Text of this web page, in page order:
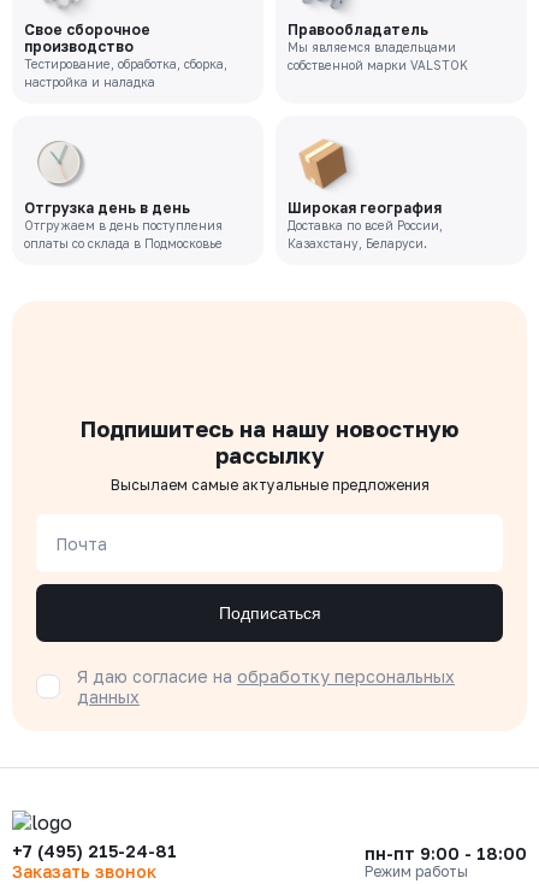
Свое сборочное
производство
Тестирование, обработка, сборка,
настройка и наладка
Правообладатель
Мы являемся владельцами
собственной марки VALSTOK
Отгрузка день в день
Отгружаем в день поступления
оплаты со склада в Подмосковье
Широкая география
Доставка по всей России,
Казахстану, Беларуси.
Подпишитесь на нашу новостную
рассылку
Высылаем самые актуальные предложения
Почта
Подписаться
Я даю согласие на обработку персональных
данных
+7 (495) 215-24-81
Заказать звонок
пн-пт 9:00 - 18:00
Режим работы